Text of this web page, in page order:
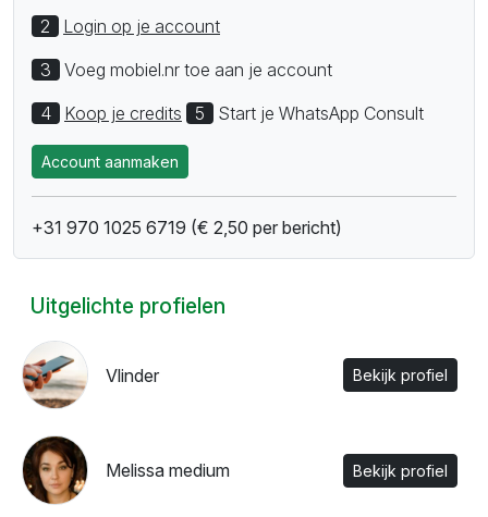
2
Login op je account
3
Voeg mobiel.nr toe aan je account
4
Koop je credits 5 Start je WhatsApp Consult
Account aanmaken
+31 970 1025 6719 (€ 2,50 per bericht)
Uitgelichte profielen
Vlinder Bekijk profiel
Melissa medium Bekijk profiel